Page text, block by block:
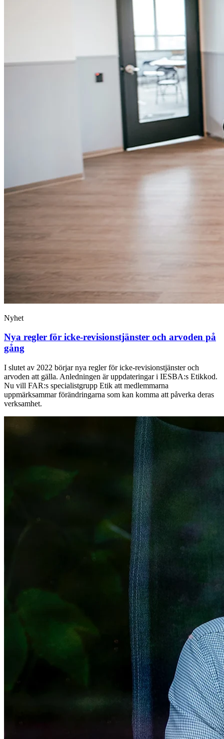
Nyhet
Nya regler för icke-revisions­tjänster och arvoden på
gång
I slutet av 2022 börjar nya regler för icke-revisionstjänster och
arvoden att gälla. Anledningen är uppdateringar i IESBA:s Etikkod.
Nu vill FAR:s specialistgrupp Etik att medlemmarna
uppmärksammar förändringarna som kan komma att påverka deras
verksamhet.